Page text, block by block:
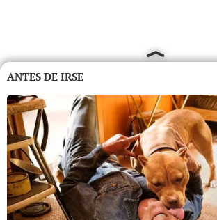
ANTES DE IRSE